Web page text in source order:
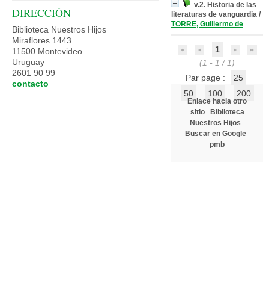
v.2. Historia de las
literaturas de vanguardia /
TORRE, Guillermo de
1
(1 - 1 / 1)
Par page :
25
50
100 200
Enlace hacia otro
sitio
Biblioteca
Nuestros Hijos
Buscar en Google
pmb
DIRECCIÓN
Biblioteca Nuestros Hijos
Miraflores 1443
11500 Montevideo
Uruguay
2601 90 99
contacto